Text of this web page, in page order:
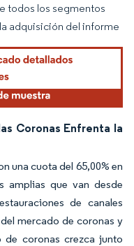
atribución según CC BY 4.0.
todos los segmentos
adquisición del informe
Coronas Enfrenta la
una cuota del 65,00% en
amplias que van desde
de canales
mercado de coronas y
de coronas crezca junto